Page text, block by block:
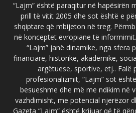
“Lajm” është paraqitur në hapësirën
prill të vitit 2005 dhe sot është e
shqiptare që mbijeton në treg.
në konceptet evropiane të
“Lajm” janë dinamike, nga sfera
financiare, historike, akademike,
argëtuese, sportive, etj.. Falë
profesionalizmit, “Lajm” sot
besueshme dhe më me ndikim në
vazhdimisht, me potencial njerëzor
Gazeta “Lajm” është krijuar që të